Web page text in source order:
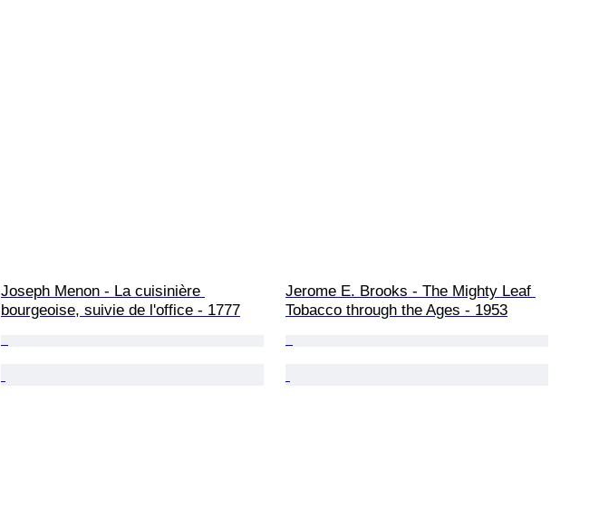
Joseph Menon - La cuisinière
bourgeoise, suivie de l'office - 1777
Jerome E. Brooks - The Mighty Leaf
Tobacco through the Ages - 1953